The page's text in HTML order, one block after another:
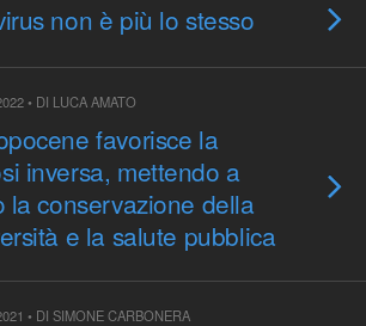
non è più lo stesso
• DI LUCA AMATO
favorisce la
inversa, mettendo a
la conservazione della
e la salute pubblica
• DI SIMONE CARBONERA